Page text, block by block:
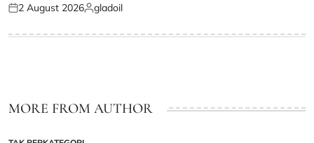
Posted
2 August 2026Posted
gladoil
MORE FROM AUTHOR